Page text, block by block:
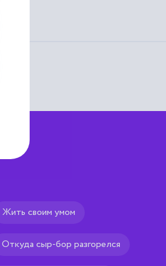
мыслях).
Жить своим умом
Откуда сыр-бор разгорелся